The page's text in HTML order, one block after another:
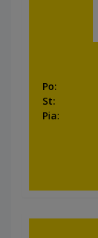
Po:
St:
Pia: